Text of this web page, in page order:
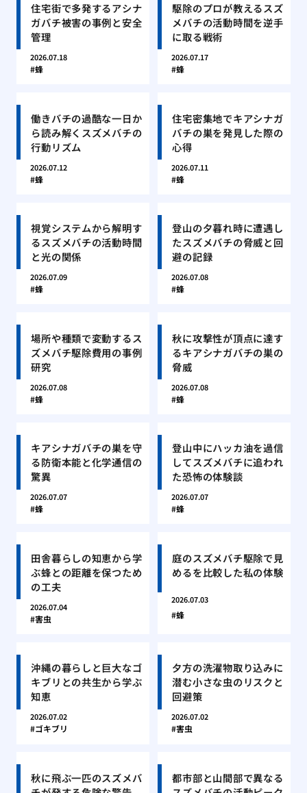
住宅街で多発するアシナ
ガバチ被害の事例と安全
管理
2026.07.18
蜂
駆除のプロが教えるスズ
メバチの活動時間を逆手
に取る戦術
2026.07.17
蜂
働きバチの過酷な一日か
ら読み解くスズメバチの
行動リズム
2026.07.12
蜂
住宅密集地でキアシナガ
バチの巣を発見した際の
心得
2026.07.11
蜂
視覚システムから解明す
るスズメバチの活動時間
と光の関係
2026.07.09
蜂
登山の夕暮れ時に遭遇し
たスズメバチの脅威と回
避の記録
2026.07.08
蜂
場所や種類で変動するス
ズメバチ駆除費用の事例
研究
2026.07.08
蜂
秋に攻撃性が頂点に達す
るキアシナガバチの巣の
脅威
2026.07.08
蜂
キアシナガバチの巣を守
る防衛本能と化学通信の
驚異
2026.07.07
蜂
登山中にハッカ油を過信
してスズメバチに追われ
た恐怖の体験談
2026.07.07
蜂
田舎暮らしの知恵から学
ぶ蜂との距離を保つため
の工夫
2026.07.04
害虫
庭のスズメバチ駆除で見
めるを比較した私の体験
2026.07.03
蜂
沖縄の暮らしと巨大なゴ
キブリとの共生から学ぶ
知恵
2026.07.02
ゴキブリ
夕方の洗濯物取り込みに
潜む小さな虫のリスクと
回避策
2026.07.02
害虫
秋に飛ぶ一匹のスズメバ
都市部と山間部で異なる